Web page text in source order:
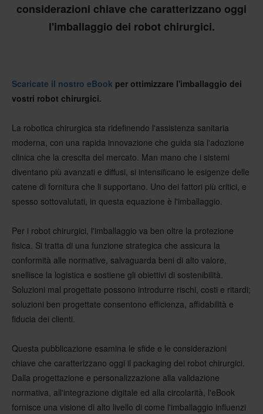
considerazioni chiave che caratterizzano oggi
l'imballaggio dei robot chirurgici.
Scaricate il nostro eBook per ottimizzare l'imballaggio dei
vostri robot chirurgici.
La robotica chirurgica sta ridefinendo l'assistenza sanitaria
moderna, con una rapida innovazione che guida sia l'adozione
clinica che la crescita del mercato. Man mano che i sistemi
diventano più avanzati e diffusi, si intensificano le esigenze delle
catene di fornitura che li supportano. Uno dei fattori più critici, e
spesso sottovalutati, in questa equazione è l'imballaggio.
Per i robot chirurgici, l'imballaggio va ben oltre la protezione
fisica. Si tratta di una funzione strategica che assicura la
conformità alle normative, salvaguarda beni di alto valore,
snellisce la logistica e sostiene gli obiettivi di sostenibilità.
Soluzioni mal progettate possono introdurre rischi, costi e ritardi;
soluzioni ben progettate consentono efficienza, affidabilità e
fiducia dei clienti.
Questa pubblicazione esamina le sfide e le considerazioni
chiave che caratterizzano oggi il packaging dei robot chirurgici.
Dalla progettazione e personalizzazione alla validazione
normativa, all'integrazione digitale ed alla circolarità, l'eBook
fornisce una visione di alto livello di come l'imballaggio influenzi